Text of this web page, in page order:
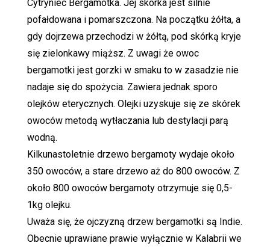
Cytryniec Bergamotka. Jej skórka jest silnie
pofałdowana i pomarszczona. Na początku żółta, a
gdy dojrzewa przechodzi w żółtą, pod skórką kryje
się zielonkawy miąższ. Z uwagi że owoc
bergamotki jest gorzki w smaku to w zasadzie nie
nadaje się do spożycia. Zawiera jednak sporo
olejków eterycznych. Olejki uzyskuje się ze skórek
owoców metodą wytłaczania lub destylacji parą
wodną.
Kilkunastoletnie drzewo bergamoty wydaje około
350 owoców, a stare drzewo aż do 800 owoców. Z
około 800 owoców bergamoty otrzymuje się 0,5-
1kg olejku.
Uważa się, że ojczyzną drzew bergamotki są Indie.
Obecnie uprawiane prawie wyłącznie w Kalabrii we